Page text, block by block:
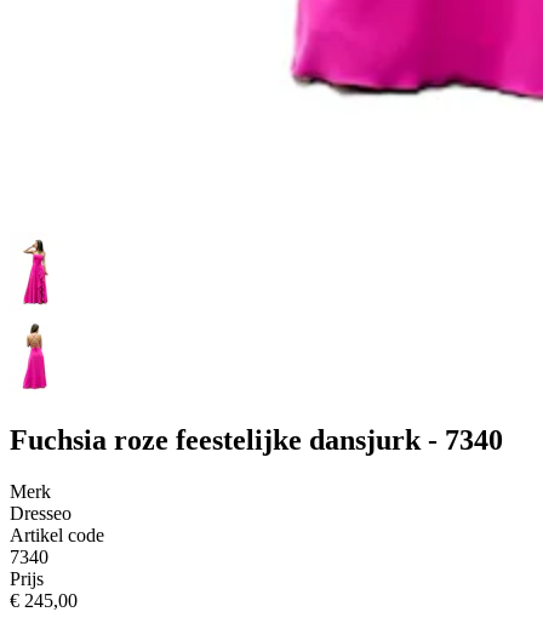
Fuchsia roze feestelijke dansjurk - 7340
Merk
Dresseo
Artikel code
7340
Prijs
€ 245,00